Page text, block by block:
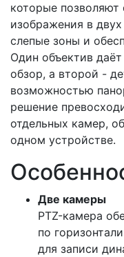
которые
изображения в
слепые зоны и
Один объектив
обзор, а второй -
возможностью
решение
отдельных камер,
одном устройстве.
Две камеры
PTZ-камера
по
для записи